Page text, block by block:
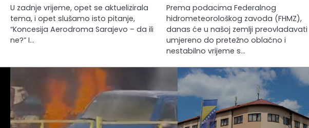
U zadnje vrijeme, opet se aktuelizirala
tema, i opet slušamo isto pitanje,
“Koncesija Aerodroma Sarajevo – da ili
ne?” I…
Prema podacima Federalnog
hidrometeorološkog zavoda (FHMZ),
danas će u našoj zemlji preovladavati
umjereno do pretežno oblačno i
nestabilno vrijeme s…